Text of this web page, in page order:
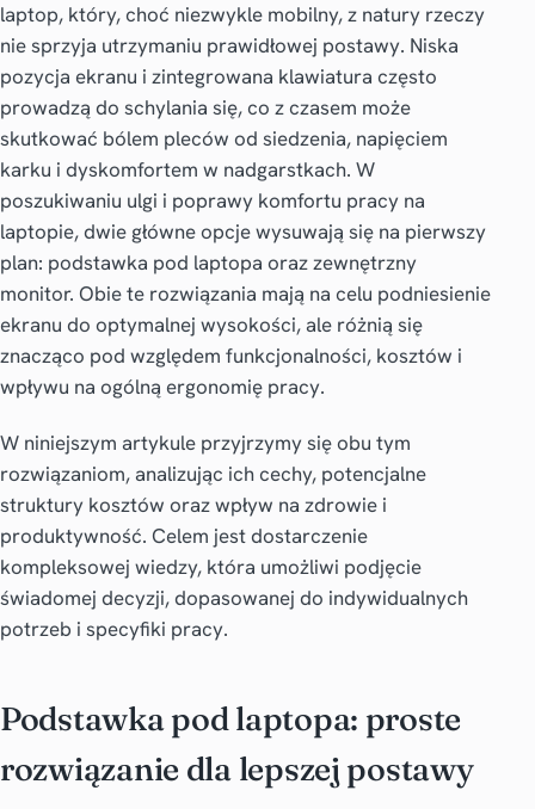
laptop, który, choć niezwykle mobilny, z natury rzeczy
nie sprzyja utrzymaniu prawidłowej postawy. Niska
pozycja ekranu i zintegrowana klawiatura często
prowadzą do schylania się, co z czasem może
skutkować bólem pleców od siedzenia, napięciem
karku i dyskomfortem w nadgarstkach. W
poszukiwaniu ulgi i poprawy komfortu pracy na
laptopie, dwie główne opcje wysuwają się na pierwszy
plan: podstawka pod laptopa oraz zewnętrzny
monitor. Obie te rozwiązania mają na celu podniesienie
ekranu do optymalnej wysokości, ale różnią się
znacząco pod względem funkcjonalności, kosztów i
wpływu na ogólną ergonomię pracy.
W niniejszym artykule przyjrzymy się obu tym
rozwiązaniom, analizując ich cechy, potencjalne
struktury kosztów oraz wpływ na zdrowie i
produktywność. Celem jest dostarczenie
kompleksowej wiedzy, która umożliwi podjęcie
świadomej decyzji, dopasowanej do indywidualnych
potrzeb i specyfiki pracy.
Podstawka pod laptopa: proste
rozwiązanie dla lepszej postawy